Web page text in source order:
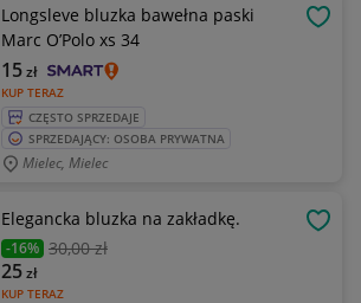
Longsleve bluzka bawełna paski
Marc O’Polo xs 34
KUP TERAZ
15zł
CZĘSTO SPRZEDAJE
SPRZEDAJĄCY: OSOBA PRYWATNA
Mielec, Mielec
Elegancka bluzka na zakładkę.
-16% 30,00 zł
KUP TERAZ
25zł